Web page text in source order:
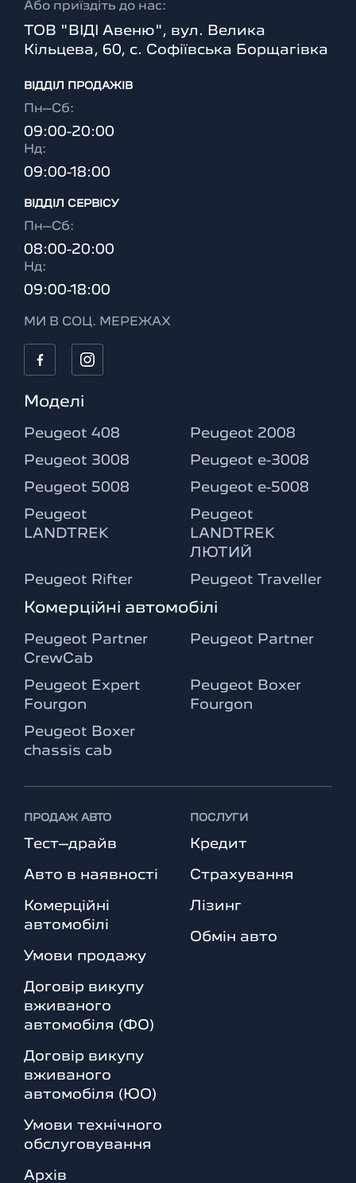
Або приїздіть до нас:
ТОВ "ВІДІ Авеню", вул. Велика
Кільцева, 60, с. Софіївська Борщагівка
ВІДДІЛ ПРОДАЖІВ
Пн–Сб:
09:00-20:00
Нд:
09:00-18:00
ВІДДІЛ CЕРВІСУ
Пн–Сб:
08:00-20:00
Нд:
09:00-18:00
МИ В СОЦ. МЕРЕЖАХ
Моделі
Peugeot 408 Peugeot 2008
Peugeot 3008 Peugeot e-3008
Peugeot 5008 Peugeot e-5008
Peugeot
LANDTREK
Peugeot
LANDTREK
ЛЮТИЙ
Peugeot Rifter Peugeot Traveller
Комерційні автомобілі
Peugeot Partner
CrewCab
Peugeot Partner
Peugeot Expert
Fourgon
Peugeot Boxer
Fourgon
Peugeot Boxer
chassis cab
ПРОДАЖ АВТО
Тест–драйв
Авто в наявності
Комерційні
автомобілі
Умови продажу
Договір викупу
вживаного
автомобіля (ФО)
Договір викупу
вживаного
автомобіля (ЮО)
Умови технічного
обслуговування
Архів
ПОСЛУГИ
Кредит
Страхування
Лізинг
Обмін авто